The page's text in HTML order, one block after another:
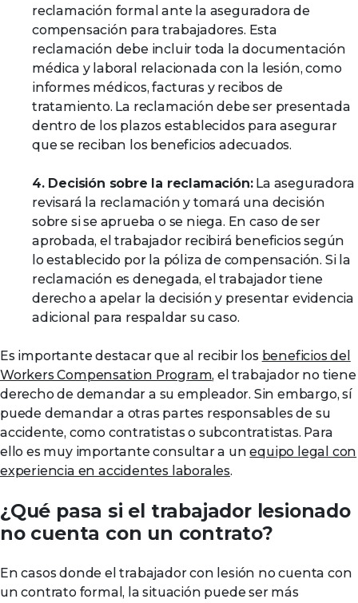
reclamación formal ante la aseguradora de
compensación para trabajadores. Esta
reclamación debe incluir toda la documentación
médica y laboral relacionada con la lesión, como
informes médicos, facturas y recibos de
tratamiento. La reclamación debe ser presentada
dentro de los plazos establecidos para asegurar
que se reciban los beneficios adecuados.
4. Decisión sobre la reclamación:La aseguradora
revisará la reclamación y tomará una decisión
sobre si se aprueba o se niega. En caso de ser
aprobada, el trabajador recibirá beneficios según
lo establecido por la póliza de compensación. Si la
reclamación es denegada, el trabajador tiene
derecho a apelar la decisión y presentar evidencia
adicional para respaldar su caso.
Es importante destacar que al recibir los beneficios del
Workers Compensation Program, el trabajador no tiene
derecho de demandar a su empleador. Sin embargo, sí
puede demandar a otras partes responsables de su
accidente, como contratistas o subcontratistas. Para
ello es muy importante consultar a unequipo legal con
experiencia en accidentes laborales.
¿Qué pasa si el trabajador lesionado
no cuenta con un contrato?
En casos donde el trabajador con lesión no cuenta con
un contrato formal, la situación puede ser más